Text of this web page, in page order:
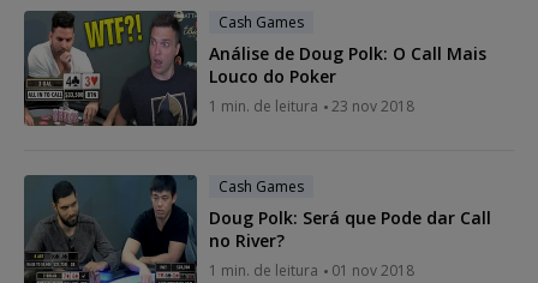
Cash Games
Análise de Doug Polk: O Call Mais
Louco do Poker
1 min. de leitura 23 nov 2018
Cash Games
Doug Polk: Será que Pode dar Call
no River?
1 min. de leitura 01 nov 2018